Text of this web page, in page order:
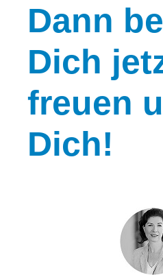
Dann
Dich
freuen
Dich!